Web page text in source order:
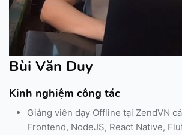
Bùi Văn Duy
Kinh nghiệm công tác
Giảng viên dạy Offline tại ZendVN
Frontend, NodeJS, React Native,